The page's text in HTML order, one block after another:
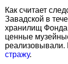
Как считает
Завадской в
хранилищ Фонда
ценные
реализовывали.
стражу.